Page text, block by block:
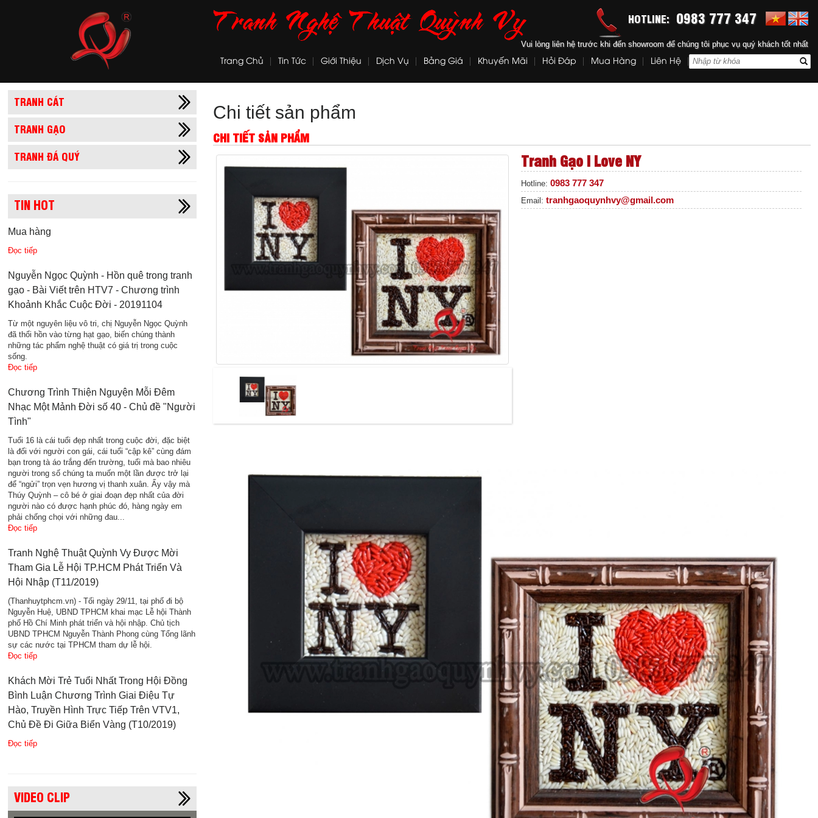
Trang Chủ Tin Tức Giới Thiệu Dịch Vụ Bảng Giá Khuyến Mãi Hỏi Đáp Mua Hàng Liên Hệ
HOTLINE: 0983 777 347
Vui lòng liên hệ trước khi đến showroom để chúng tôi phục vụ quý khách tốt nhất
TRANH CÁT
TRANH GẠO
TRANH ĐÁ QUÝ
TIN HOT
Mua hàng
Đọc tiếp
Nguyễn Ngọc Quỳnh - Hồn quê trong tranh
gạo - Bài Viết trên HTV7 - Chương trình
Khoảnh Khắc Cuộc Đời - 20191104
Từ một nguyên liệu vô tri, chị Nguyễn Ngọc Quỳnh
đã thổi hồn vào từng hạt gạo, biến chúng thành
những tác phẩm nghệ thuật có giá trị trong cuộc
sống.
Đọc tiếp
Chương Trình Thiện Nguyện Mỗi Đêm
Nhạc Một Mảnh Đời số 40 - Chủ đề "Người
Tình"
Tuổi 16 là cái tuổi đẹp nhất trong cuộc đời, đặc biệt
là đối với người con gái, cái tuổi “cập kê” cùng đám
bạn trong tà áo trắng đến trường, tuổi mà bao nhiêu
người trong số chúng ta muốn một lần được trở lại
để “ngửi” trọn vẹn hương vị thanh xuân. Ấy vậy mà
Thúy Quỳnh – cô bé ở giai đoạn đẹp nhất của đời
người nào có được hạnh phúc đó, hàng ngày em
phải chống chọi với những đau...
Đọc tiếp
Tranh Nghệ Thuật Quỳnh Vy Được Mời
Tham Gia Lễ Hội TP.HCM Phát Triển Và
Hội Nhập (T11/2019)
(Thanhuytphcm.vn) - Tối ngày 29/11, tại phố đi bộ
Nguyễn Huệ, UBND TPHCM khai mạc Lễ hội Thành
phố Hồ Chí Minh phát triển và hội nhập. Chủ tịch
UBND TPHCM Nguyễn Thành Phong cùng Tổng lãnh
sự các nước tại TPHCM tham dự lễ hội.
Đọc tiếp
Khách Mời Trẻ Tuổi Nhất Trong Hội Đồng
Bình Luận Chương Trình Giai Điệu Tự
Hào, Truyền Hình Trực Tiếp Trên VTV1,
Chủ Đề Đi Giữa Biển Vàng (T10/2019)
Đọc tiếp
VIDEO CLIP
Chi tiết sản phẩm
CHI TIẾT SẢN PHẨM
Tranh Gạo I Love NY
Hotline: 0983 777 347
Email: tranhgaoquynhvy@gmail.com